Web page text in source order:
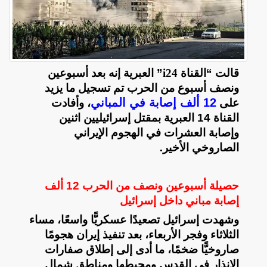
قالت “القناةi24” العبرية إنه بعد أسبوعين
ونصف أسبوع من الحرب تم تسجيل ما يزيد
على12 ألف إصابة في المباني ، وأفادت
القناة 14 العبرية بمقتل إسرائيليين اثنين
وإصابة العشرات في الهجوم الإيراني
الصاروخي الأخير .
حصيلة أسبوعين ونصف من الحرب 12 ألف
إصابة مباني داخل إسرائيل
وشهدت إسرائيل تصعيدًا عسكريًّا واسعًا، مساء
الثلاثاء وفجر الأربعاء، بعد تنفيذ إيران هجومًا
صاروخيًّا ضخمًا، ما أدى إلى إطلاق صفارات